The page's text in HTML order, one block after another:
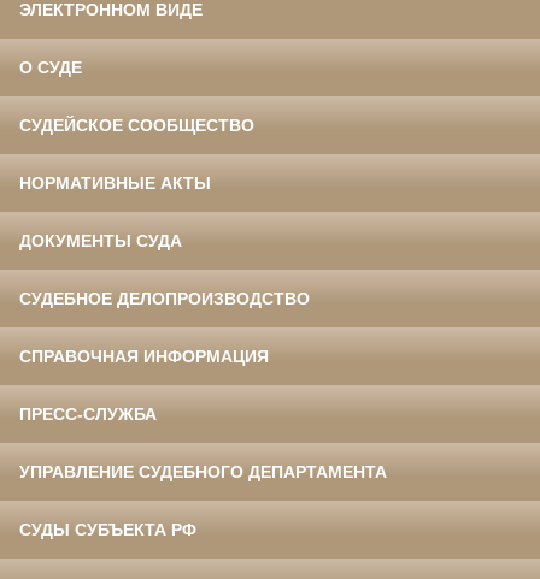
ЭЛЕКТРОННОМ ВИДЕ
О СУДЕ
СУДЕЙСКОЕ СООБЩЕСТВО
НОРМАТИВНЫЕ АКТЫ
ДОКУМЕНТЫ СУДА
СУДЕБНОЕ ДЕЛОПРОИЗВОДСТВО
СПРАВОЧНАЯ ИНФОРМАЦИЯ
ПРЕСС-СЛУЖБА
УПРАВЛЕНИЕ СУДЕБНОГО ДЕПАРТАМЕНТА
СУДЫ СУБЪЕКТА РФ